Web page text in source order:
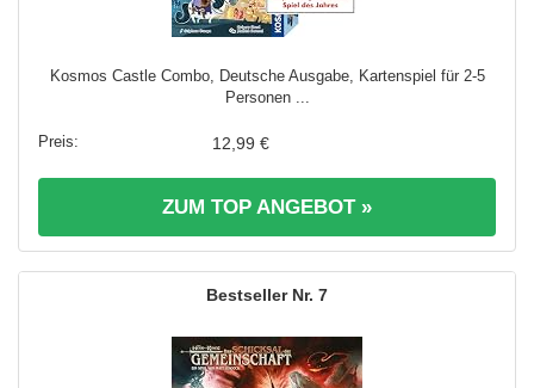
Kosmos Castle Combo, Deutsche Ausgabe, Kartenspiel für 2-5
Personen ...
12,99 €
ZUM TOP ANGEBOT »
7